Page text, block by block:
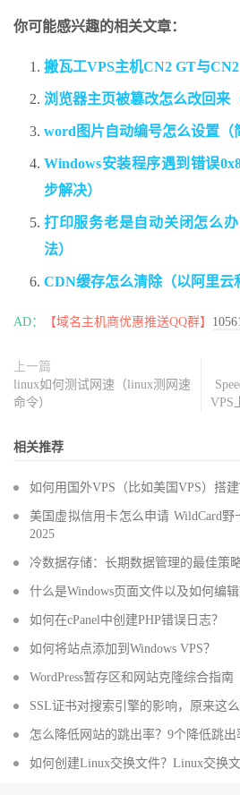
你可能感兴趣的相关文章：
搬瓦工VPS主机CN2 GT与
浏览器主页被篡改怎么改回来
word图片自动编号怎么设置（
Windows安装程序遇到错误
步解决）
打印服务老是自动关闭怎么
法）
CDN缓存怎么清除（以阿里云
AD： 【域名主机商优惠推送QQ群】
上一篇
linux如何测试网速（linux测网速
命令）
VPS
相关推荐
如何用国外VPS（比如美国VPS）搭
美国虚拟信用卡怎么申请 WildCard
2025
冷数据存储：长期数据管理的最佳策
什么是Windows页面文件以及如何编辑
如何在cPanel中创建PHP错误日志？
如何将站点添加到Windows VPS？
WordPress暂存区和网站克隆综合指南
SSL证书对搜索引擎的影响，原来这
怎么降低网站的跳出率？9个降低跳出
如何创建Linux交换文件？Linux交换